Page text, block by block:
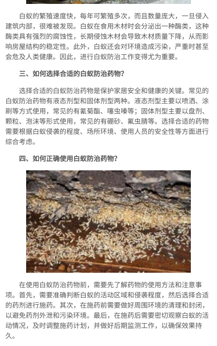
白蚁的繁殖速度快，每年可繁殖多次，而且数量庞大，一旦侵入
建筑内部，很难被发现。白蚁在食用木材时会分泌出一种酶类，这种
酶类具有强烈的腐蚀性，长期侵蚀木材会导致木材质量下降，从而影
响房屋结构的稳定性。此外，白蚁还会对环境造成污染，严重时甚至
会危及人类健康。因此，进行白蚁防治工作变得尤为重要。
三、如何选择合适的白蚁防治药物？
选择合适的白蚁防治药物是保护家居安全和健康的关键。常见的
白蚁防治药物有液态剂型和固体剂型两种。液态剂型主要以喷洒、涂
刷等方式使用，常见的有氰菊酯、噻虫嗪等；固体剂型主要以盘剂、
颗粒、泡沫等形式使用，常见的有硼砂、氟虫腈等。选择合适的药物
需要根据白蚁侵袭的程度、场所环境、使用人员的安全性等方面进行
综合考虑。
四、如何正确使用白蚁防治药物？
在使用白蚁防治药物前，需要先了解药物的使用方法和注意事
项。首先，需要准确判断白蚁的活动区域和侵袭程度，然后选择合适
的药剂进行施药。其次，在施药前需要做好周围环境的清理和封闭，
以避免药剂外泄和污染环境。最后，在施药后需要密切观察白蚁的活
动情况，及时调整施药计划，并做好后期监测工作，以确保效果持
久。